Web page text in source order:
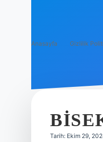
Anasayfa Gizlilik
Tarih: Ekim 29,